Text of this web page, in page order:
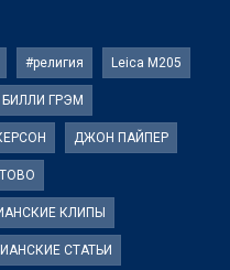
#религия Leica M205
БИЛЛИ ГРЭМ
ДЖОН ПАЙПЕР
КЛИПЫ
СТАТЬИ